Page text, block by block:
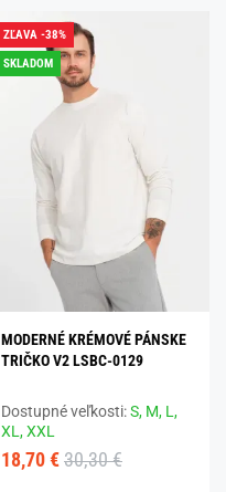
ZĽAVA -38%
SKLADOM
MODERNÉ KRÉMOVÉ PÁNSKE
TRIČKO V2 LSBC-0129
Dostupné veľkosti:S, M, L,
XL,XXL
18,70 € 30,30 €